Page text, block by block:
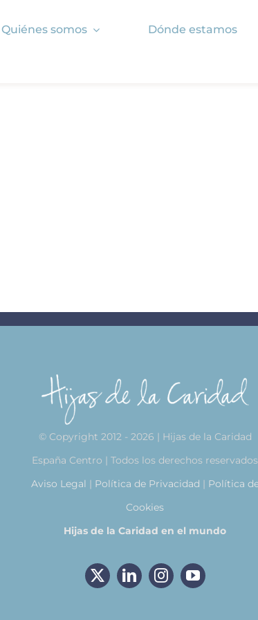
Quiénes somos Dónde estamos
© Copyright 2012 - 2026 | Hijas de la Caridad
España Centro | Todos los derechos reservados
Aviso Legal | Política de Privacidad | Política
Cookies
Hijas de la Caridad en el mundo